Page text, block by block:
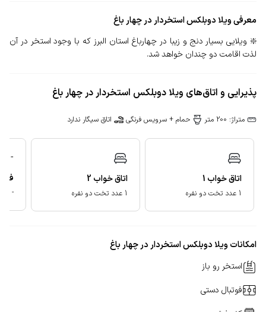
معرفیویلا دوبلکس استخردار در چهار باغ
❇️ ویلایی بسیار دنج و زیبا در چهارباغ استان البرز که با وجود استخر در آن
لذت اقامت دو چندان خواهد شد.
پذیرایی و اتاق‌های ویلا دوبلکس استخردار در چهار باغ
متراژ: 200 متر حمام + سرویس فرنگی اتاق سیگار ندارد
اتاق خواب 1
1 عدد تخت دو نفره
اتاق خواب 2
1 عدد تخت دو نفره
-
-
امکانات ویلا دوبلکس استخردار در چهار باغ
استخر رو باز
فوتبال دستی